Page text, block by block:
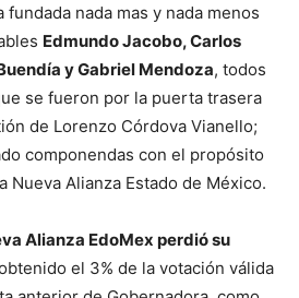
nada mas y nada menos
Edmundo Jacobo, Carlos
y Gabriel Mendoza, todos
se fueron por la puerta trasera
de Lorenzo Córdova Vianello;
componendas con el propósito
Nueva Alianza Estado de México.
Alianza EdoMex perdió su
el 3% de la votación válida